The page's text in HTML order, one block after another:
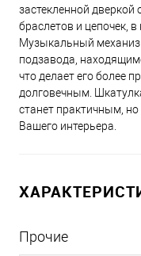
застекленной
браслетов и цепочек, в
Музыкальный
подзавода,
что делает его более
долговечным.
станет практичным,
Вашего интерьера.
Прочие